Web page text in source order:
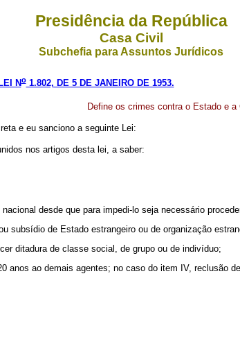
Presidência da República
Casa Civil
Subchefia para Assuntos Jurídicos
LEI No1.802, DE 5 DE JANEIRO DE 1953.
Define os crimes contra o Estado e
e eu sanciono a seguinte Lei:
nos artigos desta lei, a saber:
desde que para impedi-lo seja necessário
subsídio de Estado estrangeiro ou de organização
ditadura de classe social, de grupo ou de indivíduo;
ao demais agentes; no caso do item IV, reclusão